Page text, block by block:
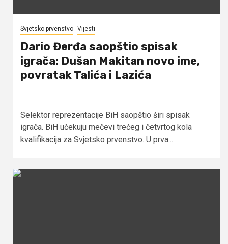
Svjetsko prvenstvo Vijesti
Dario Đerđa saopštio spisak
igrača: Dušan Makitan novo ime,
povratak Talića i Lazića
Selektor reprezentacije BiH saopštio širi spisak
igrača. BiH učekuju mečevi trećeg i četvrtog kola
kvalifikacija za Svjetsko prvenstvo. U prva...